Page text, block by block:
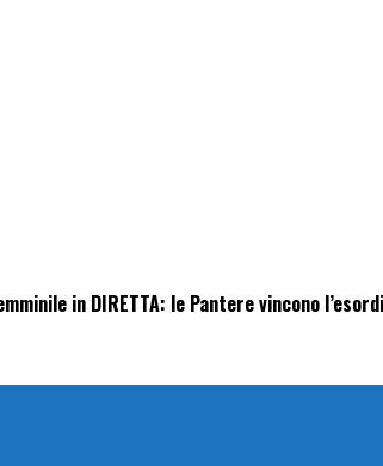
in DIRETTA: le Pantere vincono